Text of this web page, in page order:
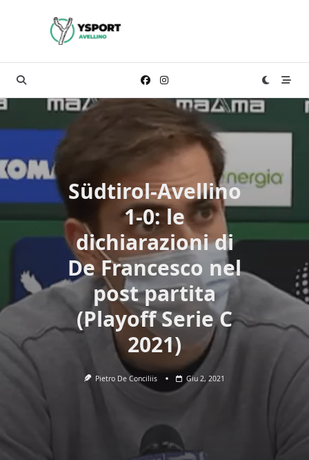
Südtirol-Avellino
1-0: le
dichiarazioni di
De Francesco nel
post partita
(Playoff Serie C
2021)
Pietro De Conciliis Giu 2, 2021